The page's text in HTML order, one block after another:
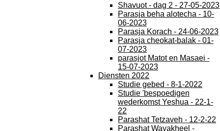
Shavuot - dag 2 - 27-05-2023
Parasja beha alotecha - 10-
06-2023
Parasja Korach - 24-06-2023
Parasja cheokat-balak - 01-
07-2023
parasjot Matot en Masaei -
15-07-2023
Diensten 2022
Studie gebed - 8-1-2022
Studie 'bespoedigen
wederkomst Yeshua - 22-1-
22
Parashat Tetzaveh - 12-2-22
Parashat Wayakheel -